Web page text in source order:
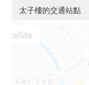
太子樓的交通站點